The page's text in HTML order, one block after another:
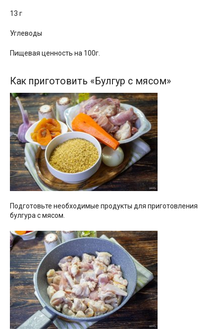
13 г
Углеводы
Пищевая ценность на 100г.
Как приготовить «Булгур с мясом»
Подготовьте необходимые продукты для приготовления
булгура с мясом.